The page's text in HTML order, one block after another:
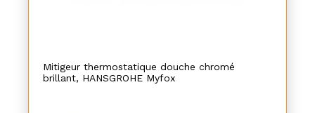
Mitigeur thermostatique douche chromé
brillant, HANSGROHE Myfox